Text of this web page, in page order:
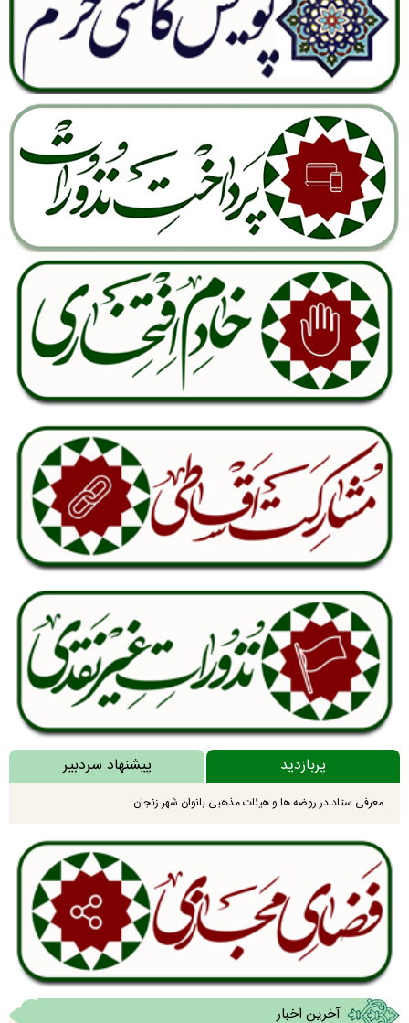
پربازدید پیشنهاد سردبیر
معرفی ستاد در روضه ها و هیئات مذهبی بانوان شهر زنجان
آخرین اخبار